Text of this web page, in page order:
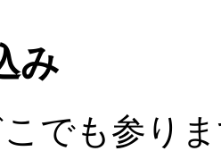
み
でも参り